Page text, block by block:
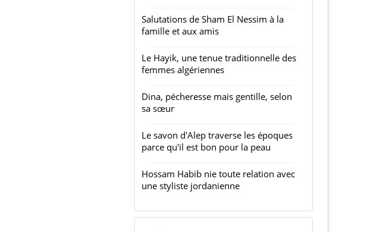
Salutations de Sham El Nessim à la
famille et aux amis
Le Hayik, une tenue traditionnelle des
femmes algériennes
Dina, pécheresse mais gentille, selon
sa sœur
Le savon d'Alep traverse les époques
parce qu'il est bon pour la peau
Hossam Habib nie toute relation avec
une styliste jordanienne